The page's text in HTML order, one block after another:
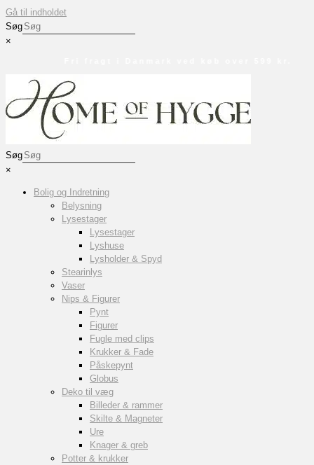
Gå til indholdet
Søg
×
Søg
×
Bolig og Indretning
Belysning
Lysestager
Lysestager
Lyshuse
Lysholder & Spyd
Stearinlys
Vaser
Nips & Figurer
Pynt
Figurer
Fugle med clips
Krukker & Fade
Påskepynt
Globus
Deko til væg
Billeder & rammer
Skilte & Magneter
Ure
Knager & greb
Potter & krukker